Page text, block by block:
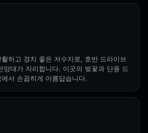
하고 경치 좋은 저수지로, 호반 드라이브
망대가 자리합니다. 이곳의 벚꽃과 단풍 드
서 손꼽히게 아름답습니다.